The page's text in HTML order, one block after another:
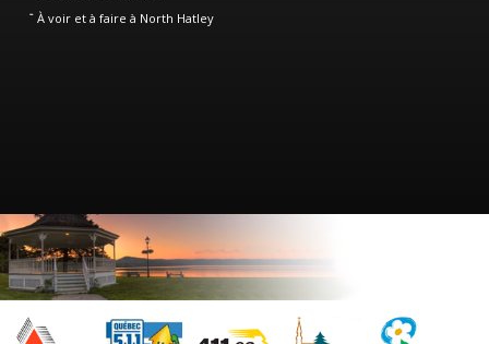
À voir et à faire à North Hatley